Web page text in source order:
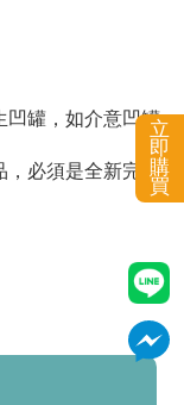
立
即
購
買
凹罐，如介意凹罐
，必須是全新完整